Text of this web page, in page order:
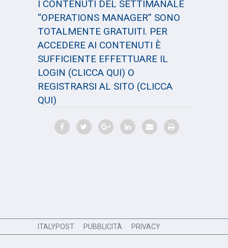
I CONTENUTI DEL SETTIMANALE
“OPERATIONS MANAGER” SONO
TOTALMENTE GRATUITI. PER
ACCEDERE AI CONTENUTI È
SUFFICIENTE EFFETTUARE IL
LOGIN (CLICCA QUI) O
REGISTRARSI AL SITO (CLICCA
QUI)
ITALYPOST PUBBLICITÀ PRIVACY